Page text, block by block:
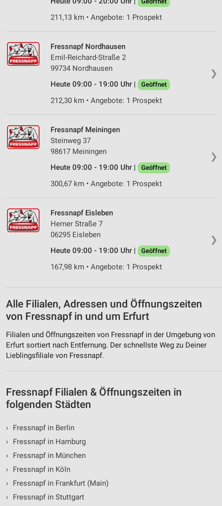
211,13 km • Angebote: 1 Prospekt
❯
Fressnapf Nordhausen
Emil-Reichard-Straße 2
99734 Nordhausen
Heute 09:00 - 19:00 Uhr |
Geöffnet
212,30 km • Angebote: 1 Prospekt
❯
Fressnapf Meiningen
Steinweg 37
98617 Meiningen
Heute 09:00 - 19:00 Uhr |
Geöffnet
300,67 km • Angebote: 1 Prospekt
❯
Fressnapf Eisleben
Herner Straße 7
06295 Eisleben
Heute 09:00 - 19:00 Uhr |
Geöffnet
167,98 km • Angebote: 1 Prospekt
Alle Filialen, Adressen und Öffnungszeiten
von Fressnapf in und um Erfurt
Filialen und Öffnungszeiten von Fressnapf in der Umgebung von
Erfurt sortiert nach Entfernung. Der schnellste Weg zu Deiner
Lieblingsfiliale von Fressnapf.
Fressnapf Filialen & Öffnungszeiten in
folgenden Städten
›
Fressnapf in Berlin
›
Fressnapf in Hamburg
›
Fressnapf in München
›
Fressnapf in Köln
›
Fressnapf in Frankfurt (Main)
›
Fressnapf in Stuttgart
Verwendung reduzierter Daten zur Auswahl von
Verwendung genauer Standortdaten
Informationen identifizieren
Nicht-IAB-Verarbeitungszwecke:
Performance